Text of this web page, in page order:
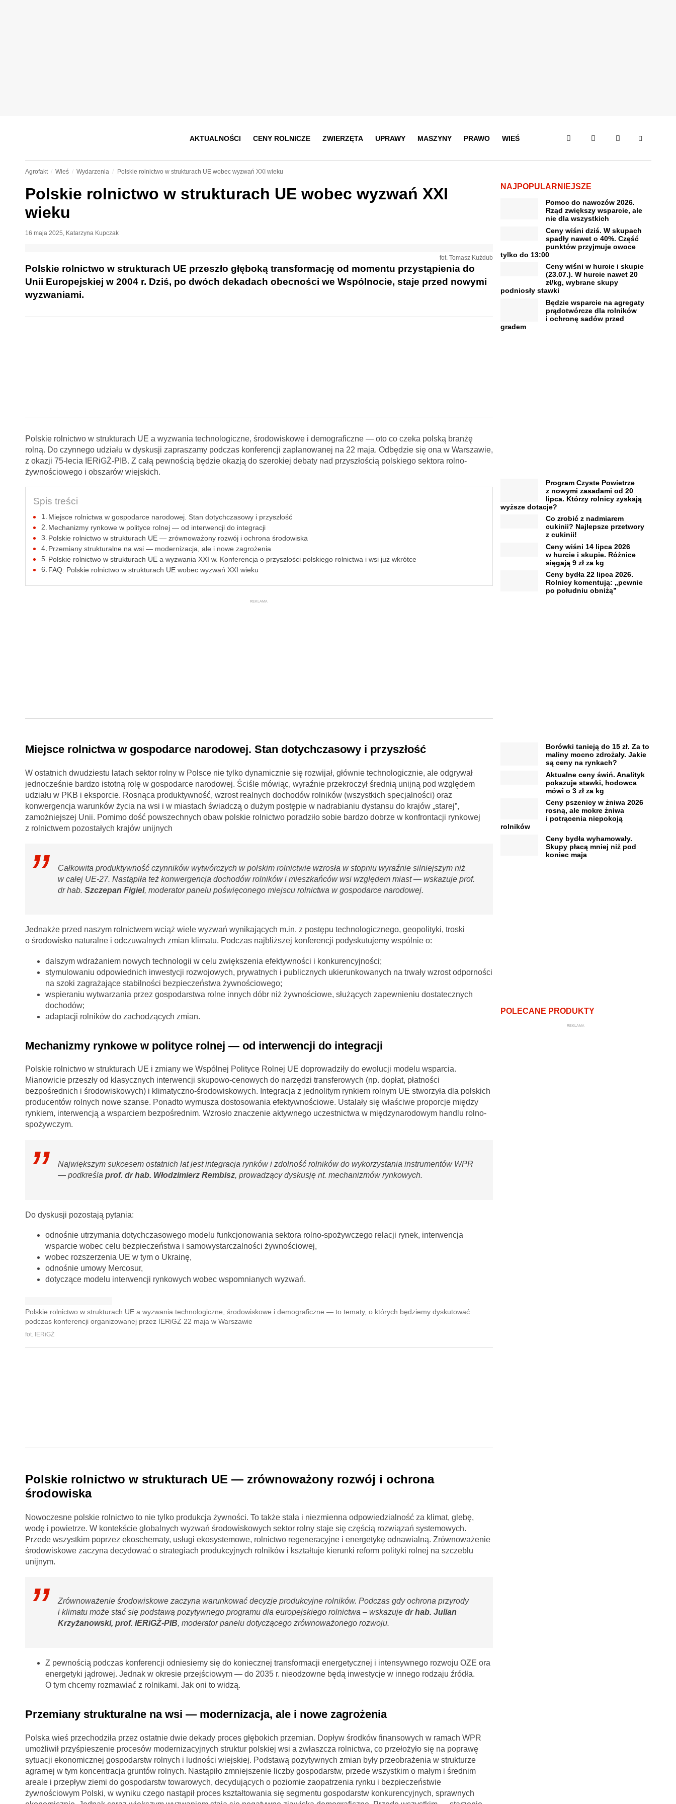
AKTUALNOŚCI CENY ROLNICZE ZWIERZĘTA UPRAWY MASZYNY PRAWO WIEŚ
Agrofakt Wieś Wydarzenia Polskie rolnictwo w strukturach UE wobec wyzwań XXI wieku
Polskie rolnictwo w strukturach UE wobec wyzwań XXI
wieku
16 maja 2025, Katarzyna Kupczak
fot. Tomasz Kuźdub
Polskie rolnictwo w strukturach UE przeszło głęboką transformację od momentu przystąpienia do
Unii Europejskiej w 2004 r. Dziś, po dwóch dekadach obecności we Wspólnocie, staje przed nowymi
wyzwaniami.
Polskie rolnictwo w strukturach UE a wyzwania technologiczne, środowiskowe i demograficzne — oto co czeka polską branżę
rolną. Do czynnego udziału w dyskusji zapraszamy podczas konferencji zaplanowanej na 22 maja. Odbędzie się ona w Warszawie,
z okazji 75-lecia IERiGŻ-PIB. Z całą pewnością będzie okazją do szerokiej debaty nad przyszłością polskiego sektora rolno-
żywnościowego i obszarów wiejskich.
Spis treści
Miejsce rolnictwa w gospodarce narodowej. Stan dotychczasowy i przyszłość
Mechanizmy rynkowe w polityce rolnej — od interwencji do integracji
Polskie rolnictwo w strukturach UE — zrównoważony rozwój i ochrona środowiska
Przemiany strukturalne na wsi — modernizacja, ale i nowe zagrożenia
Polskie rolnictwo w strukturach UE a wyzwania XXI w. Konferencja o przyszłości polskiego rolnictwa i wsi już wkrótce
FAQ: Polskie rolnictwo w strukturach UE wobec wyzwań XXI wieku
REKLAMA
Miejsce rolnictwa w gospodarce narodowej. Stan dotychczasowy i przyszłość
W ostatnich dwudziestu latach sektor rolny w Polsce nie tylko dynamicznie się rozwijał, głównie technologicznie, ale odgrywał
jednocześnie bardzo istotną rolę w gospodarce narodowej. Ściśle mówiąc, wyraźnie przekroczył średnią unijną pod względem
udziału w PKB i eksporcie. Rosnąca produktywność, wzrost realnych dochodów rolników (wszystkich specjalności) oraz
konwergencja warunków życia na wsi i w miastach świadczą o dużym postępie w nadrabianiu dystansu do krajów „starej”,
zamożniejszej Unii. Pomimo dość powszechnych obaw polskie rolnictwo poradziło sobie bardzo dobrze w konfrontacji rynkowej
z rolnictwem pozostałych krajów unijnych
Całkowita produktywność czynników wytwórczych w polskim rolnictwie wzrosła w stopniu wyraźnie silniejszym niż
w całej UE-27. Nastąpiła też konwergencja dochodów rolników i mieszkańców wsi względem miast — wskazuje prof.
dr hab.Szczepan Figiel, moderator panelu poświęconego miejscu rolnictwa w gospodarce narodowej.
Jednakże przed naszym rolnictwem wciąż wiele wyzwań wynikających m.in. z postępu technologicznego, geopolityki, troski
o środowisko naturalne i odczuwalnych zmian klimatu. Podczas najbliższej konferencji podyskutujemy wspólnie o:
dalszym wdrażaniem nowych technologii w celu zwiększenia efektywności i konkurencyjności;
stymulowaniu odpowiednich inwestycji rozwojowych, prywatnych i publicznych ukierunkowanych na trwały wzrost odporności
na szoki zagrażające stabilności bezpieczeństwa żywnościowego;
wspieraniu wytwarzania przez gospodarstwa rolne innych dóbr niż żywnościowe, służących zapewnieniu dostatecznych
dochodów;
adaptacji rolników do zachodzących zmian.
Mechanizmy rynkowe w polityce rolnej — od interwencji do integracji
Polskie rolnictwo w strukturach UE i zmiany we Wspólnej Polityce Rolnej UE doprowadziły do ewolucji modelu wsparcia.
Mianowicie przeszły od klasycznych interwencji skupowo-cenowych do narzędzi transferowych (np. dopłat, płatności
bezpośrednich i środowiskowych) i klimatyczno-środowiskowych. Integracja z jednolitym rynkiem rolnym UE stworzyła dla polskich
producentów rolnych nowe szanse. Ponadto wymusza dostosowania efektywnościowe. Ustalały się właściwe proporcje między
rynkiem, interwencją a wsparciem bezpośrednim. Wzrosło znaczenie aktywnego uczestnictwa w międzynarodowym handlu rolno-
spożywczym.
Największym sukcesem ostatnich lat jest integracja rynków i zdolność rolników do wykorzystania instrumentów WPR
— podkreślaprof. dr hab. Włodzimierz Rembisz, prowadzący dyskusję nt. mechanizmów rynkowych.
Do dyskusji pozostają pytania:
odnośnie utrzymania dotychczasowego modelu funkcjonowania sektora rolno-spożywczego relacji rynek, interwencja
wsparcie wobec celu bezpieczeństwa i samowystarczalności żywnościowej,
wobec rozszerzenia UE w tym o Ukrainę,
odnośnie umowy Mercosur,
dotyczące modelu interwencji rynkowych wobec wspomnianych wyzwań.
Polskie rolnictwo w strukturach UE a wyzwania technologiczne, środowiskowe i demograficzne — to tematy, o których będziemy dyskutować
podczas konferencji organizowanej przez IERiGŻ 22 maja w Warszawie
fot. IERiGŻ
Polskie rolnictwo w strukturach UE — zrównoważony rozwój i ochrona
środowiska
Nowoczesne polskie rolnictwo to nie tylko produkcja żywności. To także stała i niezmienna odpowiedzialność za klimat, glebę,
wodę i powietrze. W kontekście globalnych wyzwań środowiskowych sektor rolny staje się częścią rozwiązań systemowych.
Przede wszystkim poprzez ekoschematy, usługi ekosystemowe, rolnictwo regeneracyjne i energetykę odnawialną. Zrównoważenie
środowiskowe zaczyna decydować o strategiach produkcyjnych rolników i kształtuje kierunki reform polityki rolnej na szczeblu
unijnym.
Zrównoważenie środowiskowe zaczyna warunkować decyzje produkcyjne rolników. Podczas gdy ochrona przyrody
i klimatu może stać się podstawą pozytywnego programu dla europejskiego rolnictwa – wskazujedr hab. Julian
Krzyżanowski, prof. IERiGŻ-PIB, moderator panelu dotyczącego zrównoważonego rozwoju.
Z pewnością podczas konferencji odniesiemy się do koniecznej transformacji energetycznej i intensywnego rozwoju OZE ora
energetyki jądrowej. Jednak w okresie przejściowym — do 2035 r. nieodzowne będą inwestycje w innego rodzaju źródła.
O tym chcemy rozmawiać z rolnikami. Jak oni to widzą.
Przemiany strukturalne na wsi — modernizacja, ale i nowe zagrożenia
Polska wieś przechodziła przez ostatnie dwie dekady proces głębokich przemian. Dopływ środków finansowych w ramach WPR
umożliwił przyśpieszenie procesów modernizacyjnych struktur polskiej wsi a zwłaszcza rolnictwa, co przełożyło się na poprawę
sytuacji ekonomicznej gospodarstw rolnych i ludności wiejskiej. Podstawą pozytywnych zmian były przeobrażenia w strukturze
agrarnej w tym koncentracja gruntów rolnych. Nastąpiło zmniejszenie liczby gospodarstw, przede wszystkim o małym i średnim
areale i przepływ ziemi do gospodarstw towarowych, decydujących o poziomie zaopatrzenia rynku i bezpieczeństwie
żywnościowym Polski, w wyniku czego nastąpił proces kształtowania się segmentu gospodarstw konkurencyjnych, sprawnych
NAJPOPULARNIEJSZE
Pomoc do nawozów 2026.
Rząd zwiększy wsparcie, ale
nie dla wszystkich
Ceny wiśni dziś. W skupach
spadły nawet o 40%. Część
punktów przyjmuje owoce
tylko do 13:00
Ceny wiśni w hurcie i skupie
(23.07.). W hurcie nawet 20
zł/kg, wybrane skupy
podniosły stawki
Będzie wsparcie na agregaty
prądotwórcze dla rolników
i ochronę sadów przed
gradem
Program Czyste Powietrze
z nowymi zasadami od 20
lipca. Którzy rolnicy zyskają
wyższe dotacje?
Co zrobić z nadmiarem
cukinii? Najlepsze przetwory
z cukinii!
Ceny wiśni 14 lipca 2026
w hurcie i skupie. Różnice
sięgają 9 zł za kg
Ceny bydła 22 lipca 2026.
Rolnicy komentują: „pewnie
po południu obniżą”
Borówki tanieją do 15 zł. Za to
maliny mocno zdrożały. Jakie
są ceny na rynkach?
Aktualne ceny świń. Analityk
pokazuje stawki, hodowca
mówi o 3 zł za kg
Ceny pszenicy w żniwa 2026
rosną, ale mokre żniwa
i potrącenia niepokoją
rolników
Ceny bydła wyhamowały.
Skupy płacą mniej niż pod
koniec maja
POLECANE PRODUKTY
REKLAMA